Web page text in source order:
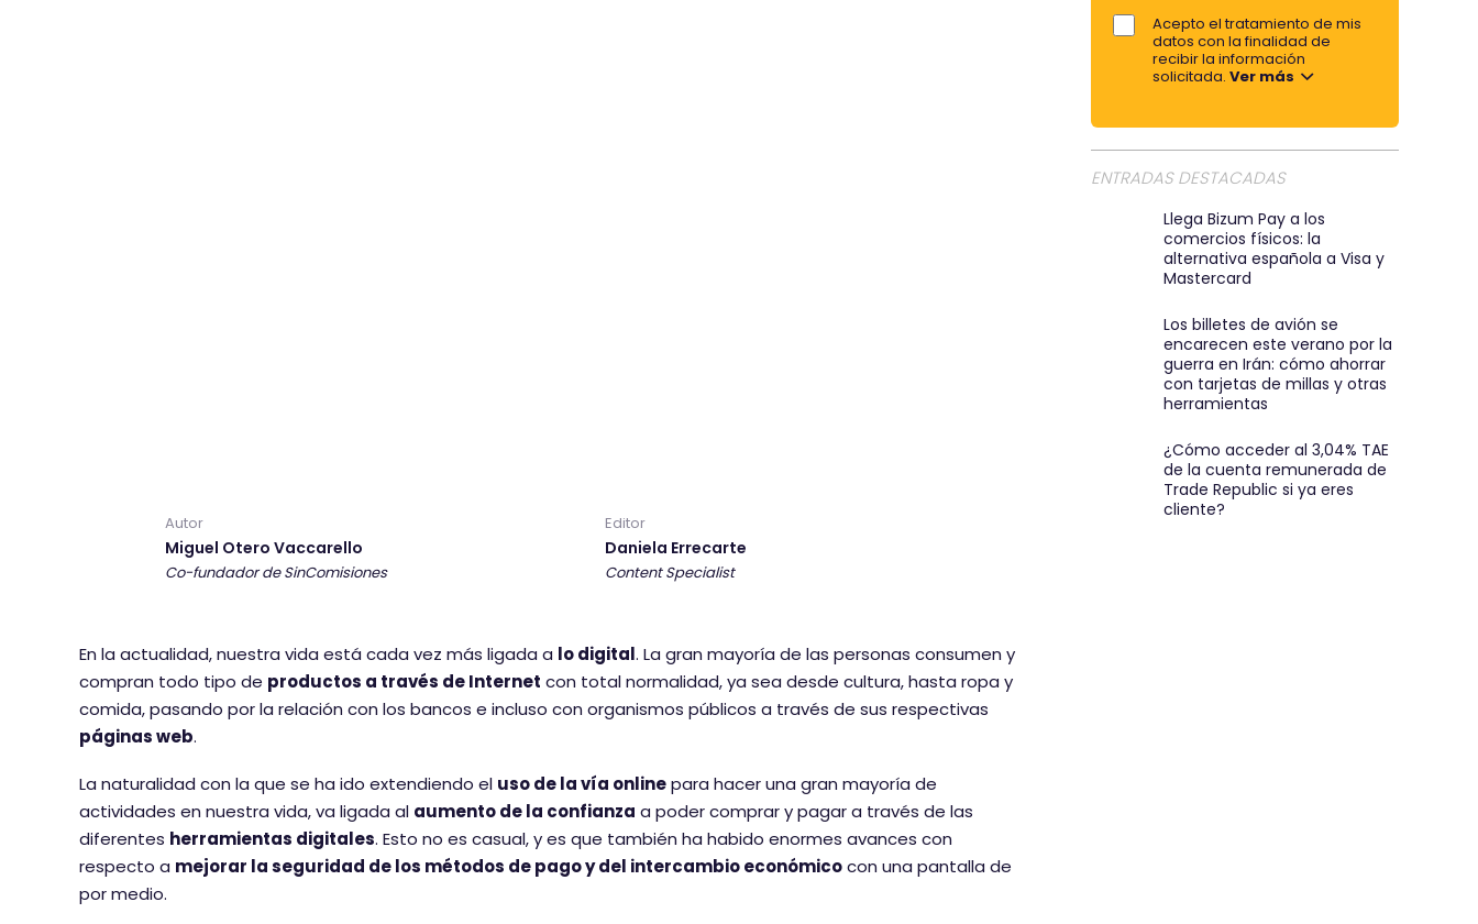
Autor
Miguel Otero Vaccarello
Co-fundador de SinComisiones
Editor
Daniela Errecarte
Content Specialist
En la actualidad, nuestra vida está cada vez más ligada a lo digital. La gran mayoría de las personas consumen y
compran todo tipo de productos a través de Internet con total normalidad, ya sea desde cultura, hasta ropa y
comida, pasando por la relación con los bancos e incluso con organismos públicos a través de sus respectivas
páginas web.
La naturalidad con la que se ha ido extendiendo el uso de la vía onlinepara hacer una gran mayoría de
actividades en nuestra vida, va ligada al aumento de la confianza a poder comprar y pagar a través de las
diferentes herramientas digitales. Esto no es casual, y es que también ha habido enormes avances con
respecto a mejorar la seguridad de los métodos de pago y del intercambio económicocon una pantalla de
por medio.
e
Acepto el tratamiento de mis
datos con la finalidad de
recibir la información
solicitada. Ver más
ENTRADAS DESTACADAS
Llega Bizum Pay a los
comercios físicos: la
alternativa española a Visa y
Mastercard
Los billetes de avión se
encarecen este verano por la
guerra en Irán: cómo ahorrar
con tarjetas de millas y otras
herramientas
¿Cómo acceder al 3,04% TAE
de la cuenta remunerada de
Trade Republic si ya eres
cliente?